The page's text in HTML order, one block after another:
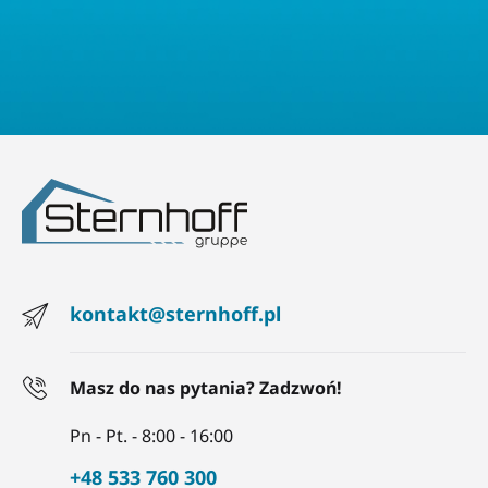
Zalety korzystania z
Korzystanie z
na połączenie przyjemności z aktywnym rozwojem.
Dzięki nim dzieci mają możliwość rozwijania swojej
zabawki
można je używać w domu, ogrodzie czy na plaży, co
szerokie zastosowanie, a ich prostota użytkowania
sprawia, że dziecko samo może stworzyć niezliczone
scenariusze zabawy. Sternhoff zapewnia jakość i
kontakt@sternhoff.pl
Masz do nas pytania? Zadzwoń!
Pn - Pt. - 8:00 - 16:00
+48 533 760 300